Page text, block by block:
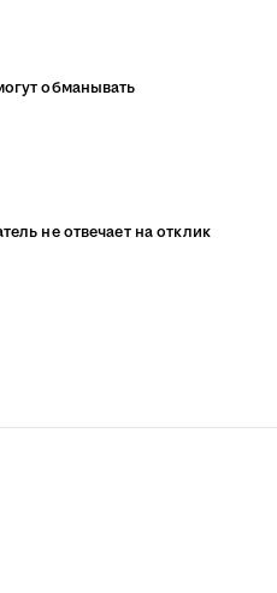
обманывать
не отвечает на отклик